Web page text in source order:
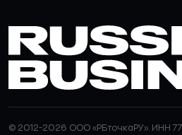
© 2012-2026 ООО «РБточкаРУ». ИНН